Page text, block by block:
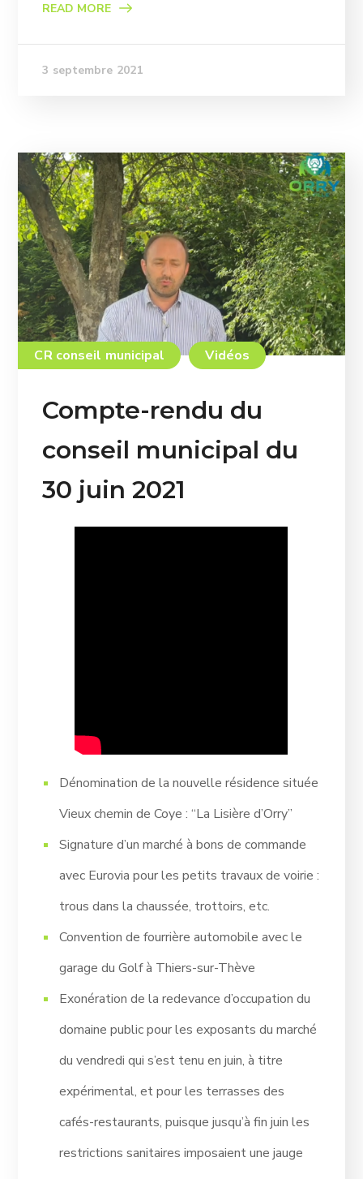
READ MORE
3 septembre 2021
CR conseil municipal Vidéos
Compte-rendu du
conseil municipal du
30 juin 2021
Dénomination de la nouvelle résidence située
Vieux chemin de Coye : “La Lisière d’Orry”
Signature d’un marché à bons de commande
avec Eurovia pour les petits travaux de voirie :
trous dans la chaussée, trottoirs, etc.
Convention de fourrière automobile avec le
garage du Golf à Thiers-sur-Thève
Exonération de la redevance d’occupation du
domaine public pour les exposants du marché
du vendredi qui s’est tenu en juin, à titre
expérimental, et pour les terrasses des
cafés-restaurants, puisque jusqu’à fin juin les
restrictions sanitaires imposaient une jauge